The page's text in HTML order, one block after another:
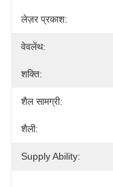
लेज़र प्रकाश:
वेवलेंथ:
शक्ति:
शैल सामग्री:
शैली:
Supply Ability: